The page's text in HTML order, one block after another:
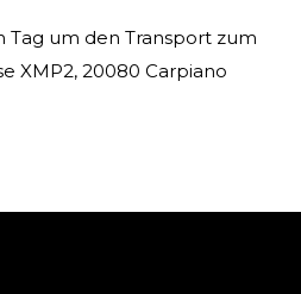
um den Transport zum
XMP2, 20080 Carpiano